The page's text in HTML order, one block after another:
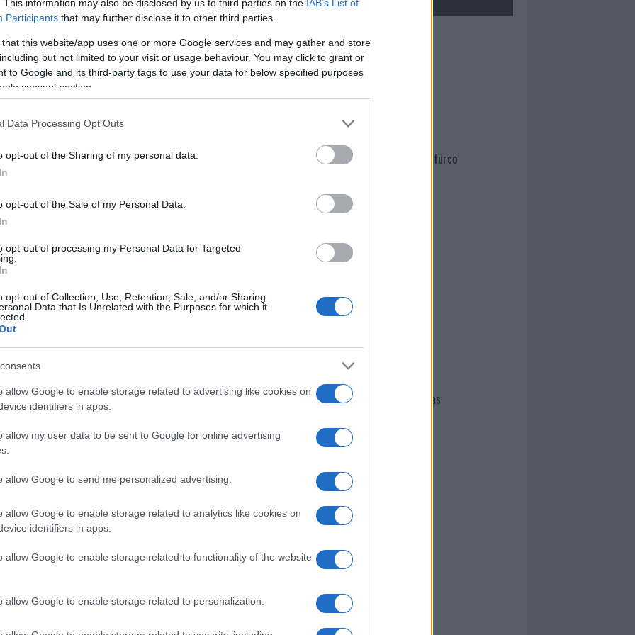
This information may also be disclosed by us to third parties on the IAB’s List of
Participants that may further disclose it to other third parties.
that this website/app uses one or more Google services and may gather and store
but not limited to your visit or usage behaviour. You may click to grant or
to Google and its third-party tags to use your data for below specified purposes
consent section.
Data Processing Opt Outs
opt-out of the Sharing of my personal data.
opt-out of the Sale of my Personal Data.
opt-out of processing my Personal Data for Targeted
opt-out of Collection, Use, Retention, Sale, and/or Sharing
Data that Is Unrelated with the Purposes for which it
allow Google to enable storage related to advertising like cookies on
identifiers in apps.
allow my user data to be sent to Google for online advertising
allow Google to send me personalized advertising.
allow Google to enable storage related to analytics like cookies on
identifiers in apps.
allow Google to enable storage related to functionality of the website
allow Google to enable storage related to personalization.
Trofeo Garibaldino.
del Kan Judo Olbia che, nel
nelle categorie giovanili, dai 5 agli 11
il club, ottenendo un
alla Maddalena e organizzata dal
in un clima di festa e sana competizione.
6 medaglie d’oro, 9 d’argento, 11 di
Emanuele Bonelli, Nicolas Canu, Roberto
Maria Vittoria Solinas. Medaglia d’argento
Ginevra Ghera, Emanuele Carta,
Iorio e Marta Muzzoni. Bronzo per
Pietro, Nino Mura, Zgirbaci Izabell, Stefan
e Francesca Sanna. Quarti classificati
Varrucciu e Nathan Ventroni.
Mario Malu
Paolo Pinna
Martina Agostina Diturco
Giovannimaria Cabras